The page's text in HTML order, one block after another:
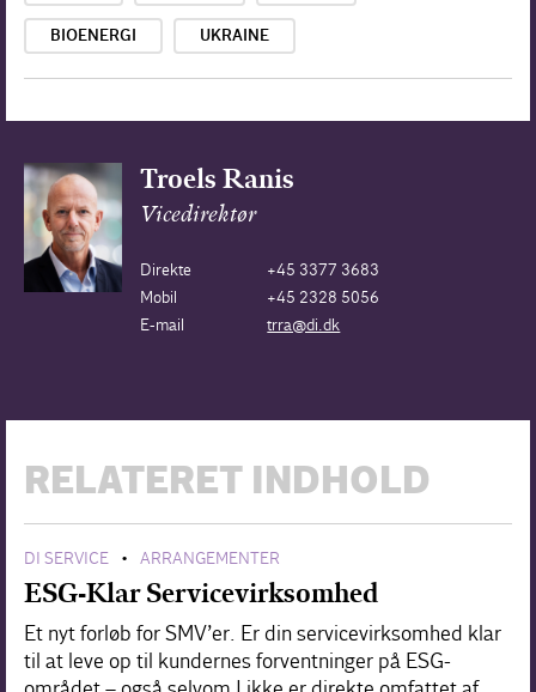
BIOENERGI UKRAINE
Troels Ranis
Vicedirektør
Direkte
+45 3377 3683
Mobil
+45 2328 5056
E-mail
trra@di.dk
RELATERET INDHOLD
DI SERVICE • ARRANGEMENTER
ESG-Klar Servicevirksomhed
Et nyt forløb for SMV’er. Er din servicevirksomhed klar
til at leve op til kundernes forventninger på ESG-